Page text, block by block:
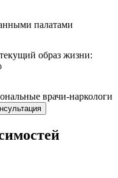
палатами
образ жизни:
врачи-наркологи